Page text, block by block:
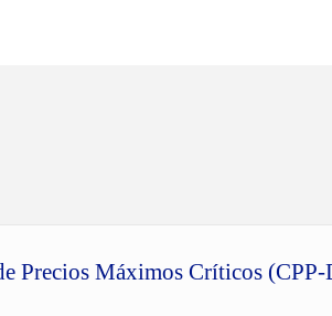
Precios Máximos Críticos (CPP-